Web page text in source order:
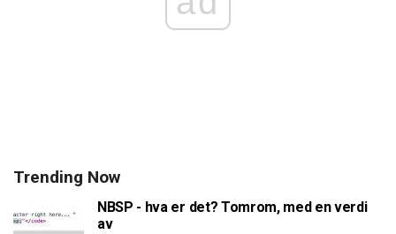
Trending Now
NBSP - hva er det? Tomrom, med en verdi
av